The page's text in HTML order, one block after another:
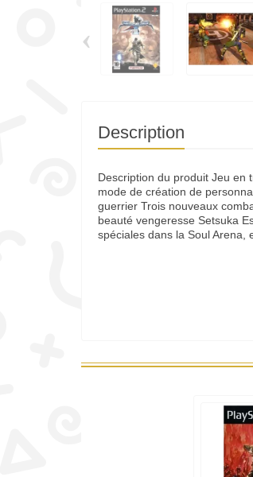
‹
Description
Description du produit Jeu en
mode de création de
guerrier Trois nouveaux
beauté vengeresse Setsuka
spéciales dans la Soul Arena,